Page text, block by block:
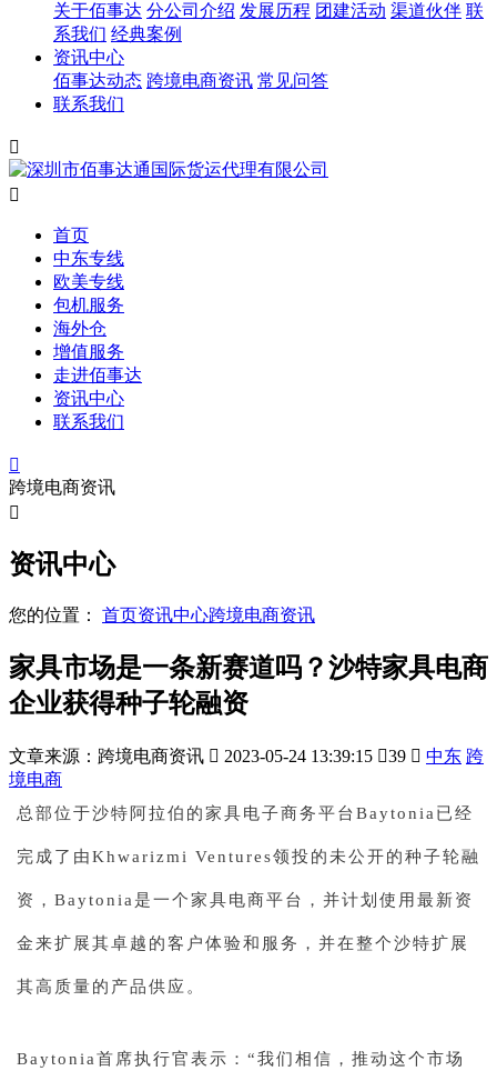
关于佰事达 分公司介绍 发展历程 团建活动 渠道伙伴 联
系我们 经典案例
资讯中心
佰事达动态 跨境电商资讯 常见问答
联系我们


首页
中东专线
欧美专线
包机服务
海外仓
增值服务
走进佰事达
资讯中心
联系我们

跨境电商资讯

资讯中心
您的位置： 首页资讯中心跨境电商资讯
家具市场是一条新赛道吗？沙特家具电商
企业获得种子轮融资
文章来源：跨境电商资讯  2023-05-24 13:39:15 39  中东 跨
境电商
总部位于沙特阿拉伯的家具电子商务平台Baytonia已经
完成了由Khwarizmi Ventures领投的未公开的种子轮融
资，Baytonia是一个家具电商平台，并计划使用最新资
金来扩展其卓越的客户体验和服务，并在整个沙特扩展
其高质量的产品供应。
Baytonia首席执行官表示：“我们相信，推动这个市场